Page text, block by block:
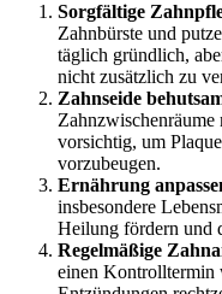
Sorgfältige
Zahnbürste und
täglich gründlich,
nicht zusätzlich zu
Zahnseide
Zahnzwischenräume
vorsichtig, um
vorzubeugen.
Ernährung
insbesondere
Heilung fördern und
Regelmäßige
einen Kontrolltermin